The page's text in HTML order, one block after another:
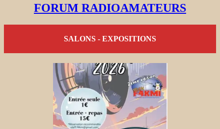
FORUM RADIOAMATEURS
SALONS - EXPOSITIONS